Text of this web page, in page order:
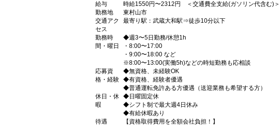
給与
時給1550円〜2312円 ＜交通費全支給(ガソリン代含む)＞
勤務地
東村山市
交通アク
セス
最寄り駅：武蔵大和駅⇒徒歩10分以下
勤務時
間・曜日
◆週3〜5日勤務/休憩1h
・8:00〜17:00
・9:00〜18:00 など
※8:00〜13:00(実働5h)などの時短勤務も応相談
応募資
格・経験
◆無資格、未経験OK
◆有資格、経験者優遇
◆普通運転免許ある方優遇（送迎業務も希望する方）
休日・休
暇
◆日曜固定休
◆シフト制で最大週4日休み
◆有給休暇あり
待遇
【資格取得費用を全額会社負担！】